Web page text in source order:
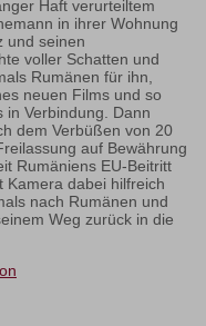
Haft verurteiltem
in ihrer Wohnung
und seinen
voller Schatten und
Rumänen für ihn,
neuen Films und so
in Verbindung. Dann
dem Verbüßen von 20
auf Bewährung
Rumäniens EU-Beitritt
Kamera dabei hilfreich
nach Rumänen und
Weg zurück in die